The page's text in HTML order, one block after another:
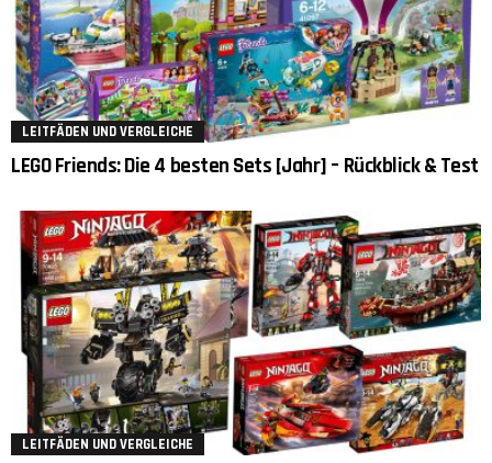
LEITFÄDEN UND VERGLEICHE
LEGO Friends: Die 4 besten Sets [Jahr] – Rückblick & Test
LEITFÄDEN UND VERGLEICHE